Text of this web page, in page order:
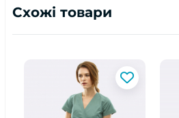
Схожі товари